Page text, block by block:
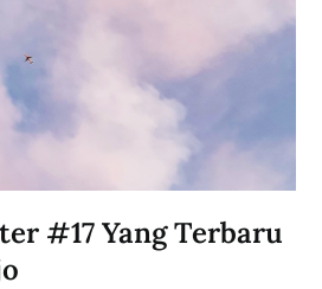
#17 Yang Terbaru